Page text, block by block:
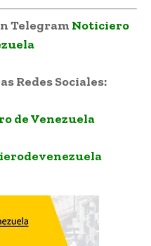
Telegram Noticiero
Redes Sociales:
de Venezuela